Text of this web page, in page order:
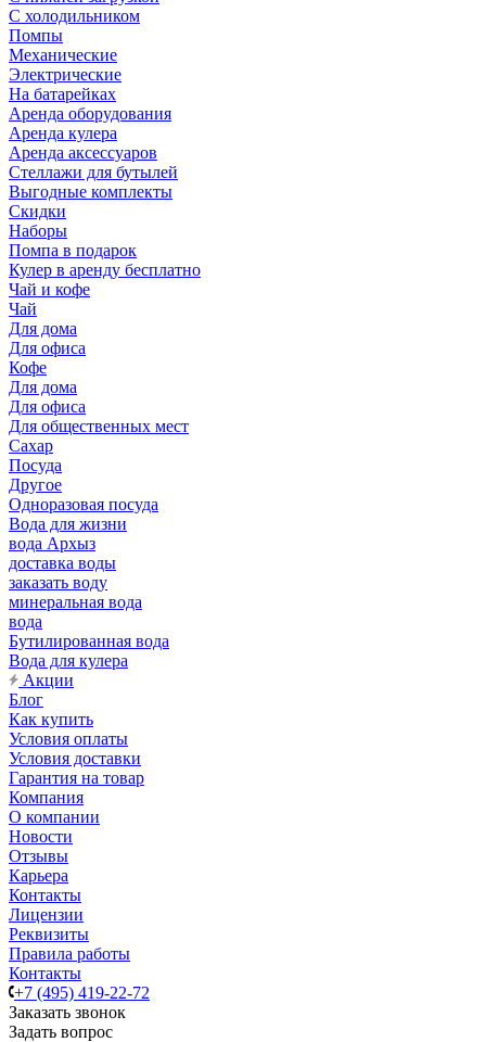
С холодильником
Помпы
Механические
Электрические
На батарейках
Аренда оборудования
Аренда кулера
Аренда аксессуаров
Стеллажи для бутылей
Выгодные комплекты
Скидки
Наборы
Помпа в подарок
Кулер в аренду бесплатно
Чай и кофе
Чай
Для дома
Для офиса
Кофе
Для дома
Для офиса
Для общественных мест
Сахар
Посуда
Другое
Одноразовая посуда
Вода для жизни
вода Архыз
доставка воды
заказать воду
минеральная вода
вода
Бутилированная вода
Вода для кулера
Акции
Блог
Как купить
Условия оплаты
Условия доставки
Гарантия на товар
Компания
О компании
Новости
Отзывы
Карьера
Контакты
Лицензии
Реквизиты
Правила работы
Контакты
+7 (495) 419-22-72
Заказать звонок
Задать вопрос